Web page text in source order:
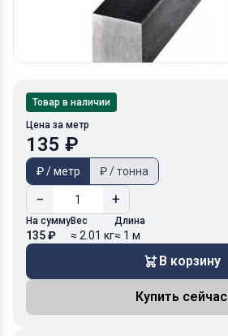
Товар в наличии
Цена за метр
135 ₽
₽ / метр ₽ / тонна
− +
На сумму
135 ₽
Вес
≈ 2.01 кг
Длина
≈ 1 м
В корзину
Купить сейчас